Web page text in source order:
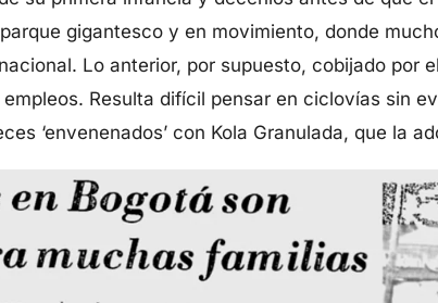
gigantesco y en movimiento, donde
Lo anterior, por supuesto, cobijado
Resulta difícil pensar en ciclovías sin
‘envenenados’ con Kola Granulada, que la